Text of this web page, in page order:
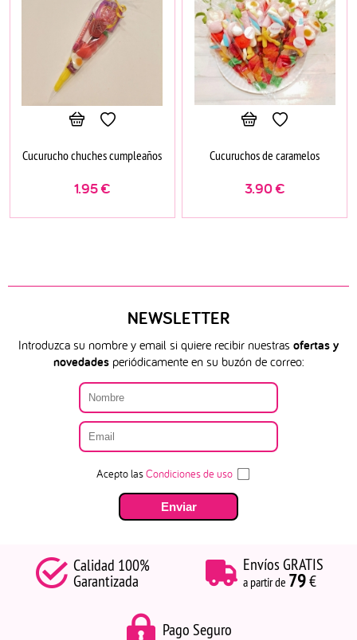
Cucurucho chuches cumpleaños
1.95€
Cucuruchos de caramelos
3.90€
NEWSLETTER
Introduzca su nombre y email si quiere recibir nuestras ofertas y
novedadesperiódicamente en su buzón de correo:
Acepto lasCondiciones de uso
Calidad 100%
Garantizada
Envíos GRATIS
a partir de 79€
Pago Seguro